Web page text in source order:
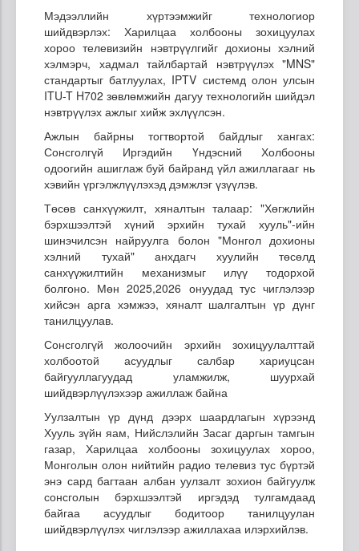
Мэдээллийн хүртээмжийг технологиор
шийдвэрлэх: Харилцаа холбооны зохицуулах
хороо телевизийн нэвтрүүлгийг дохионы хэлний
хэлмэрч, хадмал тайлбартай нэвтрүүлэх "MNS"
стандартыг батлуулах, IPTV системд олон улсын
ITU-T H702 зөвлөмжийн дагуу технологийн шийдэл
нэвтрүүлэх ажлыг хийж эхлүүлсэн.
Ажлын байрны тогтвортой байдлыг хангах:
Сонсголгүй Иргэдийн Үндэсний Холбооны
одоогийн ашиглаж буй байранд үйл ажиллагааг нь
хэвийн үргэлжлүүлэхэд дэмжлэг үзүүлэв.
Төсөв санхүүжилт, хяналтын талаар: "Хөгжлийн
бэрхшээлтэй хүний эрхийн тухай хууль"-ийн
шинэчилсэн найруулга болон "Монгол дохионы
хэлний тухай" анхдагч хуулийн төсөлд
санхүүжилтийн механизмыг илүү тодорхой
болгоно. Мөн 2025,2026 онуудад тус чиглэлээр
хийсэн арга хэмжээ, хяналт шалгалтын үр дүнг
танилцуулав.
Сонсголгүй жолоочийн эрхийн зохицуулалттай
холбоотой асуудлыг салбар хариуцсан
байгууллагуудад уламжилж, шуурхай
шийдвэрлүүлэхээр ажиллаж байна
Уулзалтын үр дүнд дээрх шаардлагын хүрээнд
Хууль зүйн яам, Нийслэлийн Засаг даргын тамгын
газар, Харилцаа холбооны зохицуулах хороо,
Монголын олон нийтийн радио телевиз тус бүртэй
энэ сард багтаан албан уулзалт зохион байгуулж
сонсголын бэрхшээлтэй иргэдэд тулгамдаад
байгаа асуудлыг бодитоор танилцуулан
шийдвэрлүүлэх чиглэлээр ажиллахаа илэрхийлэв.